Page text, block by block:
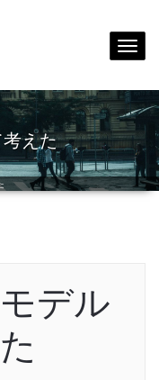
えた
デル